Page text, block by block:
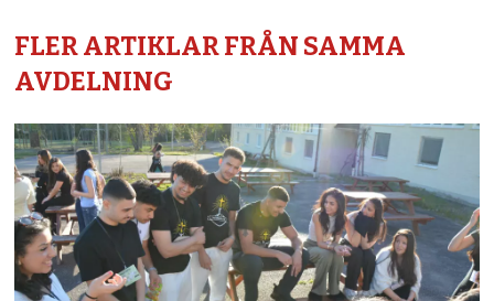
FLER ARTIKLAR FRÅN SAMMA
AVDELNING